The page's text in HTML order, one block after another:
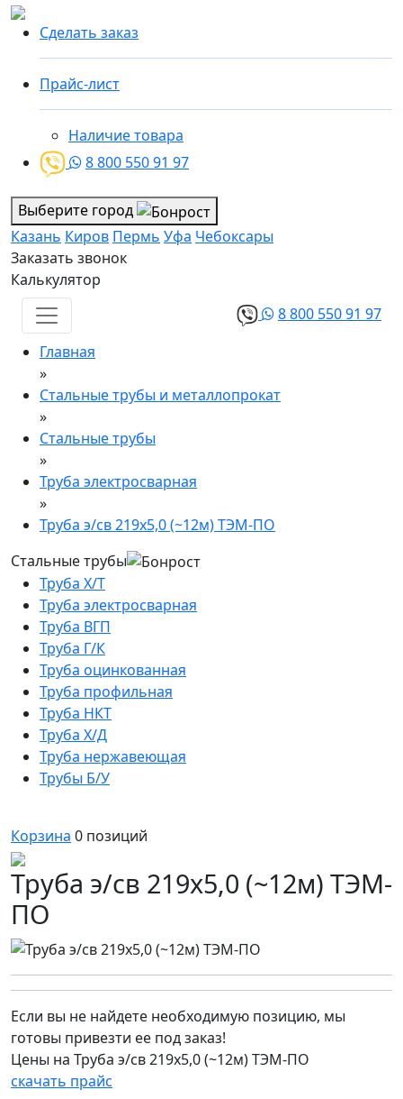
Сделать заказ
Прайс-лист
Наличие товара
8 800 550 91 97
Выберите город
Казань Киров Пермь Уфа Чебоксары
Заказать звонок
Калькулятор
8 800 550 91 97
Главная
»
Стальные трубы и металлопрокат
»
Стальные трубы
»
Труба электросварная
»
Труба э/св 219х5,0 (~12м) ТЭМ-ПО
Стальные трубы
Труба Х/Т
Труба электросварная
Труба ВГП
Труба Г/К
Труба оцинкованная
Труба профильная
Труба НКТ
Труба Х/Д
Труба нержавеющая
Трубы Б/У
Корзина 0 позиций
Труба э/св 219х5,0 (~12м) ТЭМ-
ПО
Если вы не найдете необходимую позицию, мы
готовы привезти ее под заказ!
Цены на Труба э/св 219х5,0 (~12м) ТЭМ-ПО
скачать прайс